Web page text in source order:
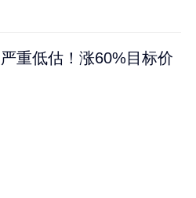
重低估！涨60%目标价